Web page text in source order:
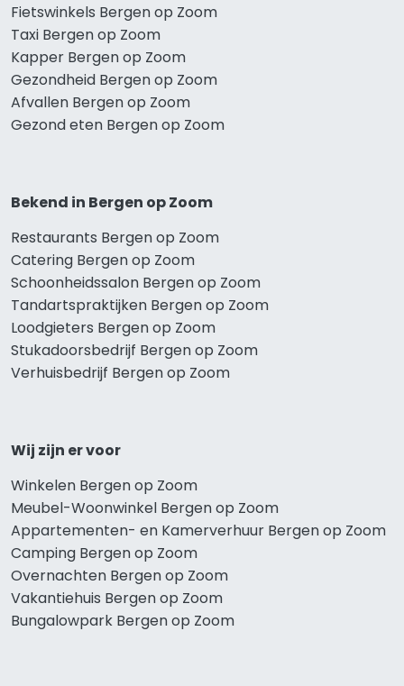
Fietswinkels Bergen op Zoom
Taxi Bergen op Zoom
Kapper Bergen op Zoom
Gezondheid Bergen op Zoom
Afvallen Bergen op Zoom
Gezond eten Bergen op Zoom
Bekend in Bergen op Zoom
Restaurants Bergen op Zoom
Catering Bergen op Zoom
Schoonheidssalon Bergen op Zoom
Tandartspraktijken Bergen op Zoom
Loodgieters Bergen op Zoom
Stukadoorsbedrijf Bergen op Zoom
Verhuisbedrijf Bergen op Zoom
Wij zijn er voor
Winkelen Bergen op Zoom
Meubel-Woonwinkel Bergen op Zoom
Appartementen- en Kamerverhuur Bergen op Zoom
Camping Bergen op Zoom
Overnachten Bergen op Zoom
Vakantiehuis Bergen op Zoom
Bungalowpark Bergen op Zoom